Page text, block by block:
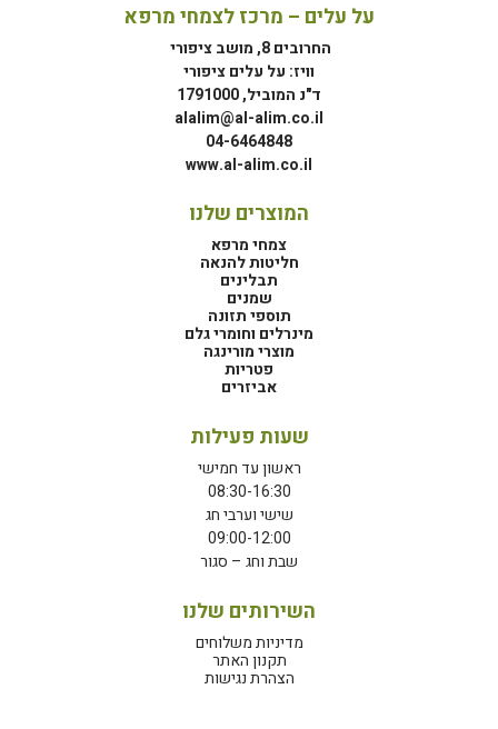
על עלים – מרכז לצמחי מרפא
החרובים 8, מושב ציפורי
וויז: על עלים ציפורי
ד"נ המוביל, 1791000
alalim@al-alim.co.il
04-6464848
www.al-alim.co.il
המוצרים שלנו
צמחי מרפא
חליטות להנאה
תבלינים
שמנים
תוספי תזונה
מינרלים וחומרי גלם
מוצרי מורינגה
פטריות
אביזרים
שעות פעילות
ראשון עד חמישי
08:30-16:30
שישי וערבי חג
09:00-12:00
שבת וחג – סגור
השירותים שלנו
מדיניות משלוחים
תקנון האתר
הצהרת נגישות